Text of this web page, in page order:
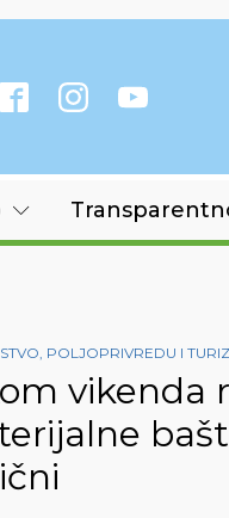
POLJOPRIVREDU I
vikenda